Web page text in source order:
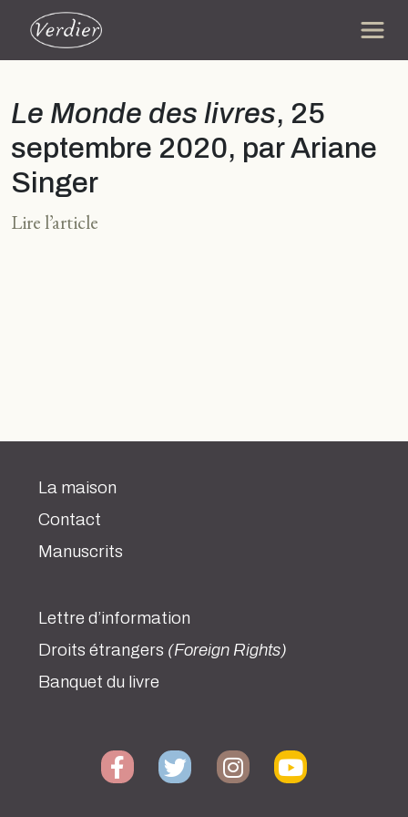
Le Monde des livres, 25
septembre 2020, par Ariane
Singer
Lire l’article
La maison
Contact
Manuscrits
Lettre d’information
Droits étrangers (Foreign Rights)
Banquet du livre